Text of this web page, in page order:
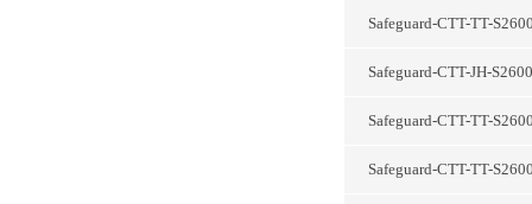
Safeguard-CTT-TT-
Safeguard-CTT-JH-
Safeguard-CTT-TT-
Safeguard-CTT-TT-